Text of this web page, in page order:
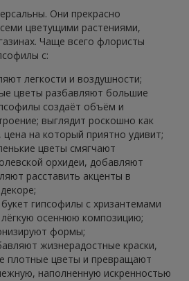
Они прекрасно
цветущими растениями,
Чаще всего флористы
с:
легкости и воздушности;
цветы разбавляют большие
создаёт объём и
выглядит роскошно как
цена на который приятно удивит;
цветы смягчают
орхидеи, добавляют
расставить акценты в
гипсофилы с хризантемами
осеннюю композицию;
формы;
жизнерадостные краски,
плотные цветы и превращают
наполненную искренностью